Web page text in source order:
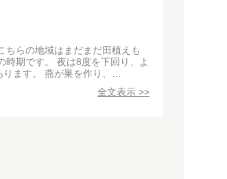
ちらの地域はまだまだ田植えも
時期です。 夜は8度を下回り、よ
ます。 燕が巣を作り、…
全文表示 >>